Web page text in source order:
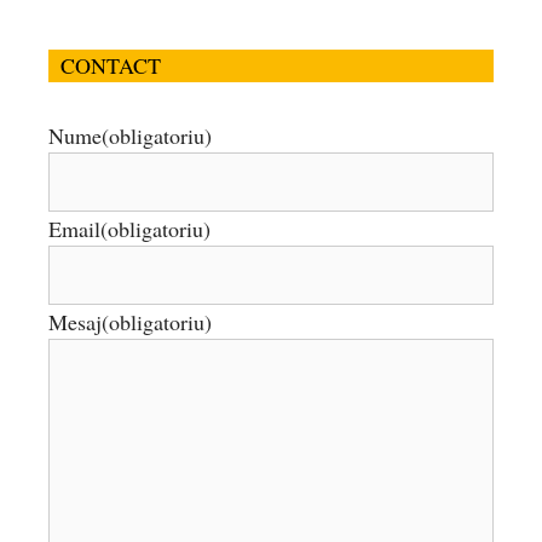
CONTACT
Nume(obligatoriu)
Email(obligatoriu)
Mesaj(obligatoriu)